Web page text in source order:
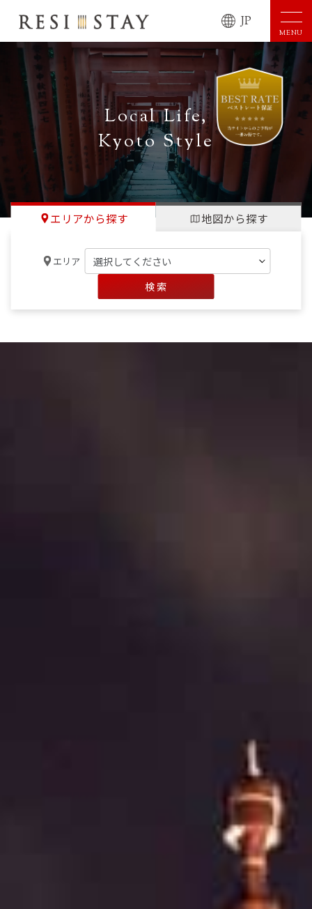
JP
MENU
Local Life,
Kyoto Style
エリアから探す 地図から探す
エリア
検 索